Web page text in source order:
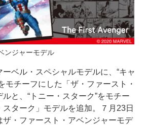
ンジャーモデル
ベル・スペシャルモデルに、“キャ
モチーフにした「ザ・ファースト・
と、“トニー・スターク”をモチー
ターク」モデルを追加。７月23日
ザ・ファースト・アベンジャーモデ